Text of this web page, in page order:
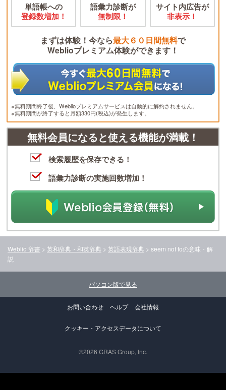
単語帳への
登録数増加！
語彙力診断が
無制限！
サイト内広告が
非表示！
まずは体験！今なら最大６０日間無料で
Weblioプレミアム体験ができます！
※無料期間終了後、Weblioプレミアムサービスは自動的に解約されません。
※無料期間が終了すると月額330円(税込)が発生します。
無料会員になると使える機能が満載！
検索履歴を保存できる！
語彙力診断の実施回数増加！
Weblio 辞書 > 英和辞典・和英辞典 > 英語表現辞典 > seem not toの意味・解
説
パソコン版で見る
お問い合わせ ヘルプ 会社情報
クッキー・アクセスデータについて
©2026 GRAS Group, Inc.